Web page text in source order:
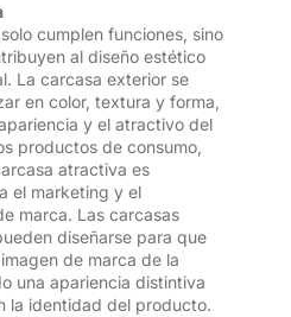
cumplen funciones, sino
al diseño estético
La carcasa exterior se
en color, textura y forma,
y el atractivo del
productos de consumo,
atractiva es
el marketing y el
marca. Las carcasas
diseñarse para que
de marca de la
una apariencia distintiva
la identidad del producto.